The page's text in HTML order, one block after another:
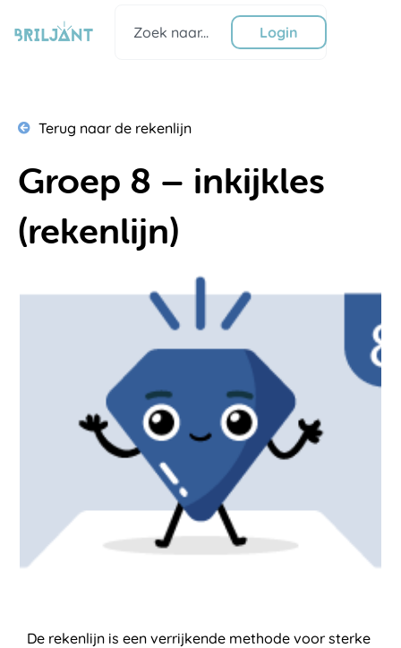
naar
de
Login
Terug naar de rekenlijn
Groep 8 – inkijkles
(rekenlijn)
De rekenlijn is een verrijkende methode voor sterke